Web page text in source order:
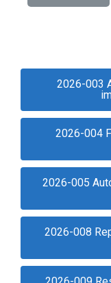
2026-003
2026-004
2026-005
2026-008